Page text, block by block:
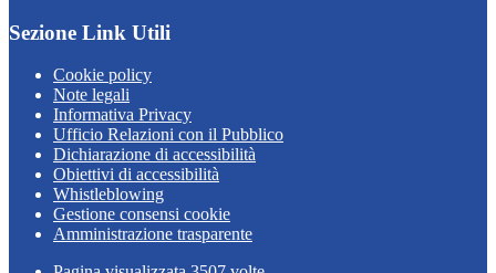
Sezione Link Utili
Cookie policy
Note legali
Informativa Privacy
Ufficio Relazioni con il Pubblico
Dichiarazione di accessibilità
Obiettivi di accessibilità
Whistleblowing
Gestione consensi cookie
Amministrazione trasparente